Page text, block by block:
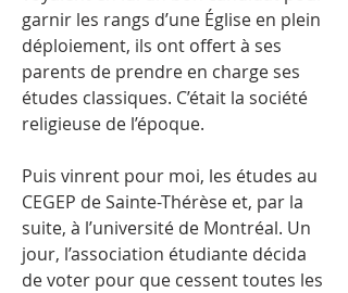
garnir les rangs d’une Église en plein
déploiement, ils ont offert à ses
parents de prendre en charge ses
études classiques. C’était la société
religieuse de l’époque.
Puis vinrent pour moi, les études au
CEGEP de Sainte-Thérèse et, par la
suite, à l’université de Montréal. Un
jour, l’association étudiante décida
de voter pour que cessent toutes les